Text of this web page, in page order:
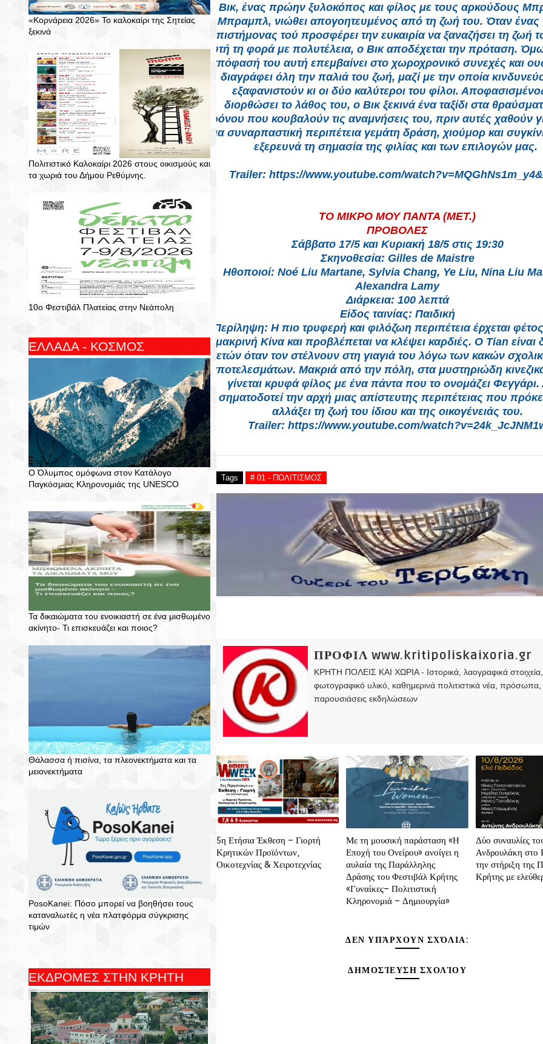
«Κορνάρεια 2026» Το καλοκαίρι της Σητείας
ξεκινά
Πολιτιστικό Καλοκαίρι 2026 στους οικισμούς και
τα χωριά του Δήμου Ρεθύμνης.
10ο Φεστιβάλ Πλατείας στην Νεάπολη
ΕΛΛΑΔΑ - ΚΟΣΜΟΣ
Ο Όλυμπος ομόφωνα στον Κατάλογο
Παγκόσμιας Κληρονομιάς της UNESCO
Τα δικαιώματα του ενοικιαστή σε ένα μισθωμένο
ακίνητο- Τι επισκευάζει και ποιος?
Θάλασσα ή πισίνα, τα πλεονεκτήματα και τα
μειονεκτήματα
PosoKanei: Πόσο μπορεί να βοηθήσει τους
καταναλωτές η νέα πλατφόρμα σύγκρισης
τιμών
ΕΚΔΡΟΜΕΣ ΣΤΗΝ ΚΡΗΤΗ
Ο Βικ, ένας πρώην ξυλοκόπος και φίλος με τους αρκούδους
Μπραμπλ, νιώθει απογοητευμένος από τη ζωή του. Όταν ένας
επιστήμονας τού προσφέρει την ευκαιρία να ξαναζήσει τη ζωή
αυτή τη φορά με πολυτέλεια, ο Βικ αποδέχεται την πρόταση.
απόφασή του αυτή επεμβαίνει στο χωροχρονικό συνεχές και
διαγράφει όλη την παλιά του ζωή, μαζί με την οποία
εξαφανιστούν κι οι δύο καλύτεροι του φίλοι.
διορθώσει το λάθος του, ο Βικ ξεκινά ένα ταξίδι στα
χρόνου που κουβαλούν τις αναμνήσεις του, πριν αυτές χαθούν
Μια συναρπαστική περιπέτεια γεμάτη δράση, χιούμορ και
εξερευνά τη σημασία της φιλίας και των επιλογών μας.
Trailer: https://www.youtube.com/
ΤΟ ΜΙΚΡΟ ΜΟΥ ΠΑΝΤΑ (ΜΕΤ.)
ΠΡΟΒΟΛΕΣ
Σάββατο 17/5 και Κυριακή 18/5 στις 19:30
Σκηνοθεσία: Gilles de Maistre
Ηθοποιοί: Noé Liu Martane, Sylvia Chang, Ye Liu, Nina Liu
Alexandra Lamy
Διάρκεια: 100 λεπτά
Είδος ταινίας: Παιδική
Περίληψη: Η πιο τρυφερή και φιλόζωη περιπέτεια έρχεται
μακρινή Κίνα και προβλέπεται να κλέψει καρδιές. Ο Tian
ετών όταν τον στέλνουν στη γιαγιά του λόγω των κακών
αποτελεσμάτων. Μακριά από την πόλη, στα μυστηριώδη
γίνεται κρυφά φίλος με ένα πάντα που το ονομάζει Φεγγάρι.
σηματοδοτεί την αρχή μιας απίστευτης περιπέτειας που
αλλάξει τη ζωή του ίδιου και της οικογένειάς του.
Trailer: https://www.youtube.com/
Tags # 01 - ΠΟΛΙΤΙΣΜΟΣ
ΠΡΟΦΙΛ www.kritipoliskaixoria.gr
ΚΡΗΤΗ ΠΟΛΕΙΣ ΚΑΙ ΧΩΡΙΑ - Ιστορικά, λαογραφικά
φωτογραφικό υλικό, καθημερινά πολιτιστικά νέα, πρόσωπα,
παρουσιάσεις εκδηλώσεων
5η Ετήσια Έκθεση – Γιορτή
Κρητικών Προϊόντων,
Οικοτεχνίας & Χειροτεχνίας
Με τη μουσική παράσταση «Η
Εποχή του Ονείρου» ανοίγει η
αυλαία της Παράλληλης
Δράσης του Φεστιβάλ Κρήτης
«Γυναίκες– Πολιτιστική
Κληρονομιά – Δημιουργία»
Δύο συναυλίες
Ανδρουλάκη στο
την στήριξη της
Κρήτης με
ΔΕΝ ΥΠΆΡΧΟΥΝ ΣΧΌΛΙΑ:
ΔΗΜΟΣΊΕΥΣΗ ΣΧΟΛΊΟΥ